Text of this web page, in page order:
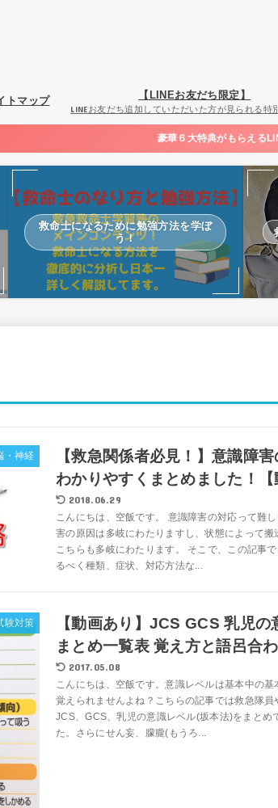
トマップ 【LINEお友だち限定】
LINEお友だち追加していただいた方が見られる特
豪華６大特典がもらえる
救命士になるために勉強方法を学ぼ
う！
・神経
【救急関係者必見！】意識障
わかりやすくまとめました！【
2018.06.29
こんにちは、空飯です。 意識障害の対応って難
害の原因は多岐にわたりますし、状態によって搬
こちらも多岐にわたります。 そこで、この記事
るべく種類、症状、対応方法な...
験対策
【動画あり】JCS GCS 乳児の
まとめ一覧表 覚え方と語呂合
2017.05.08
こんにちは、空飯です。意識レベルは基本中の
覚えられませんよね？こちらの記事では救急隊員
JCS、GCS、乳児の意識レベル(坂本法)をまとめ
た。さらにせん妄、朦朧(もうろ...